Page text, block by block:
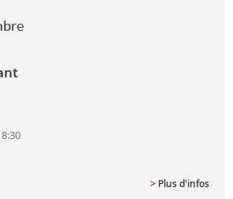
> Plus d'infos